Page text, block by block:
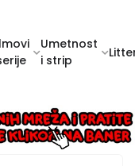
Umetnost
i strip